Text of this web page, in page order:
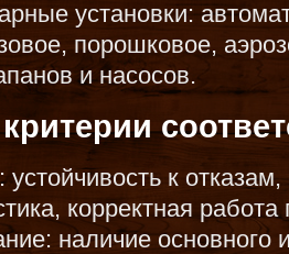
установки:
порошковое,
и насосов.
к
корректная
наличие основного